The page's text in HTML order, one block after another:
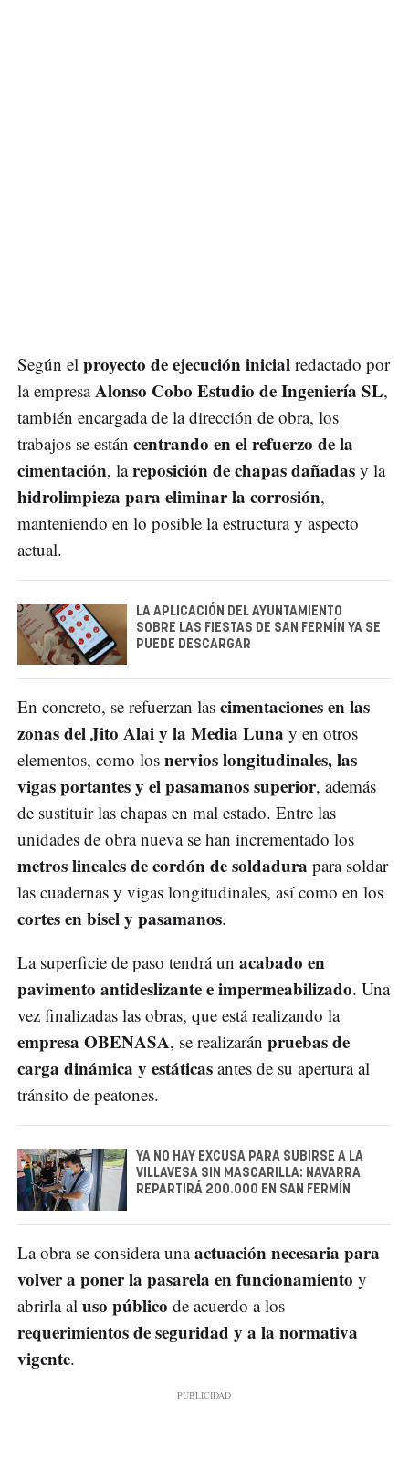
Según el proyecto de ejecución inicial redactado por
la empresaAlonso Cobo Estudio de Ingeniería SL,
también encargada de la dirección de obra, los
trabajos se están centrando en el refuerzo de la
cimentación, lareposición de chapas dañadas y la
hidrolimpieza para eliminar la corrosión,
manteniendo en lo posible la estructura y aspecto
actual.
LA APLICACIÓN DEL AYUNTAMIENTO
SOBRE LAS FIESTAS DE SAN FERMÍN YA SE
PUEDE DESCARGAR
En concreto, se refuerzan las cimentaciones en las
zonas del Jito Alai y la Media Luna y en otros
elementos, como los nervios longitudinales, las
vigas portantes y el pasamanos superior, además
de sustituir las chapas en mal estado. Entre las
unidades de obra nueva se han incrementado los
metros lineales de cordón de soldadura para soldar
las cuadernas y vigas longitudinales, así como en los
cortes en bisel y pasamanos.
La superficie de paso tendrá un acabado en
pavimento antideslizante e impermeabilizado. Una
vez finalizadas las obras, que está realizando la
empresa OBENASA, se realizarán pruebas de
carga dinámica y estáticas antes de su apertura al
tránsito de peatones.
YA NO HAY EXCUSA PARA SUBIRSE A LA
VILLAVESA SIN MASCARILLA: NAVARRA
REPARTIRÁ 200.000 EN SAN FERMÍN
La obra se considera unaactuación necesaria para
volver a poner la pasarela en funcionamiento y
abrirla al uso público de acuerdo a los
requerimientos de seguridad y a la normativa
vigente.